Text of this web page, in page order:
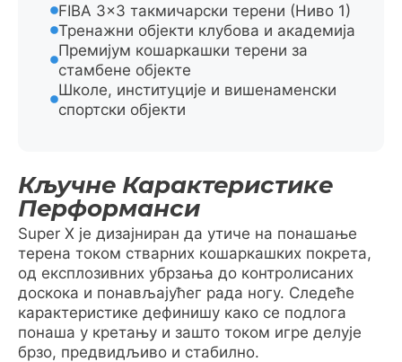
FIBA 3×3 такмичарски терени (Ниво 1)
Тренажни објекти клубова и академија
Премијум кошаркашки терени за
стамбене објекте
Школе, институције и вишенаменски
спортски објекти
Кључне Карактеристике
Перформанси
Super X је дизајниран да утиче на понашање
терена током стварних кошаркашких покрета,
од експлозивних убрзања до контролисаних
доскока и понављајућег рада ногу. Следеће
карактеристике дефинишу како се подлога
понаша у кретању и зашто током игре делује
брзо, предвидљиво и стабилно.